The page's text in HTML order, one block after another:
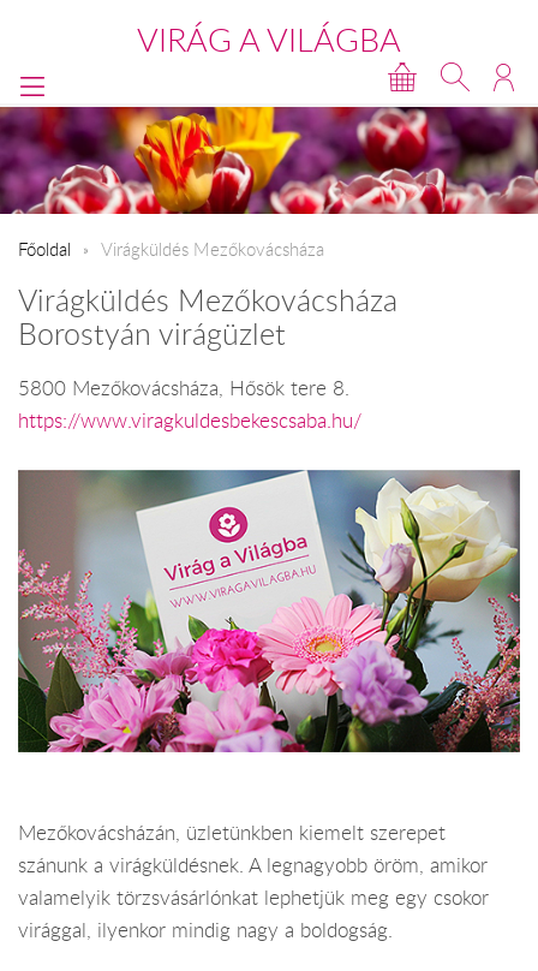
VIRÁG A VILÁGBA
Főoldal Virágküldés Mezőkovácsháza
Virágküldés Mezőkovácsháza
Borostyán virágüzlet
5800 Mezőkovácsháza, Hősök tere 8.
https://www.viragkuldesbekescsaba.hu/
Mezőkovácsházán, üzletünkben kiemelt szerepet
szánunk a virágküldésnek. A legnagyobb öröm, amikor
valamelyik törzsvásárlónkat lephetjük meg egy csokor
virággal, ilyenkor mindig nagy a boldogság.